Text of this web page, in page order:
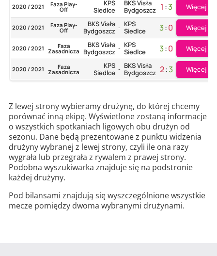
2020 / 2021 Faza Play-
Off
KPS
Siedlce - BKS Visła
Bydgoszcz 1 :3 Więcej
2020 / 2021 Faza Play-
Off
BKS Visła
Bydgoszcz - KPS
Siedlce
3:0 Więcej
2020 / 2021 Faza
Zasadnicza
BKS Visła
Bydgoszcz - KPS
Siedlce
3:0 Więcej
2020 / 2021 Faza
Zasadnicza
KPS
Siedlce - BKS Visła
Bydgoszcz 2:3 Więcej
Z lewej strony wybieramy drużynę, do której chcemy
porównać inną ekipę. Wyświetlone zostaną informacje
o wszystkich spotkaniach ligowych obu drużyn od
sezonu. Dane będą prezentowane z punktu widzenia
drużyny wybranej z lewej strony, czyli ile ona razy
wygrała lub przegrała z rywalem z prawej strony.
Podobna wyszukiwarka znajduje się na podstronie
każdej drużyny.
Pod bilansami znajdują się wyszczególnione wszystkie
mecze pomiędzy dwoma wybranymi drużynami.